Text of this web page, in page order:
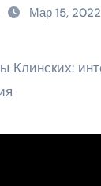
Мар 15, 2022